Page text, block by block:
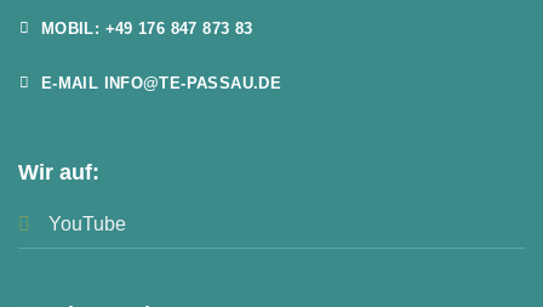
MOBIL: +49 176 847 873 83
E-MAIL INFO@TE-PASSAU.DE
Wir auf:
YouTube